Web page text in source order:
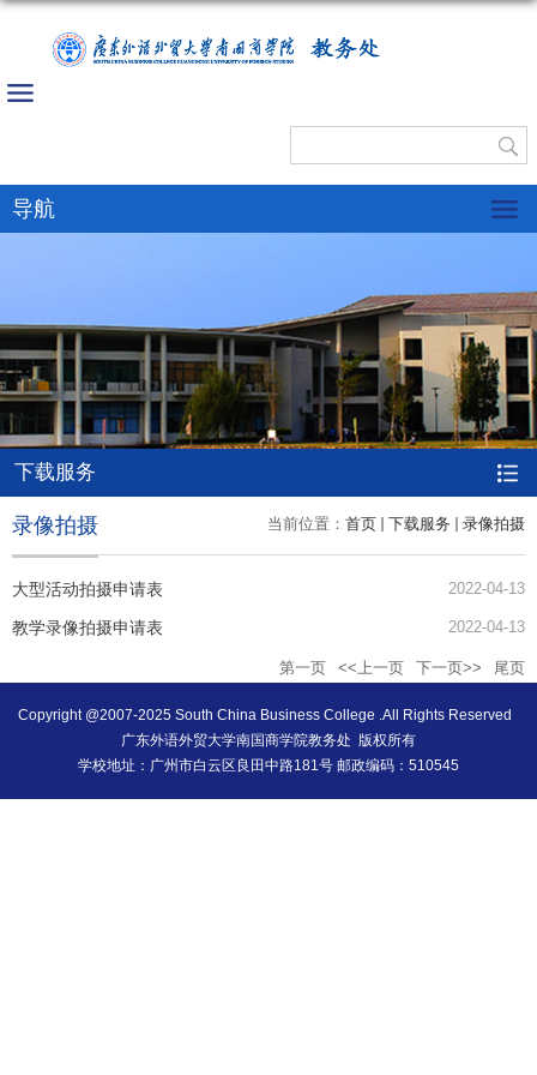
导航
下载服务
当前位置： 首页 下载服务 录像拍摄
录像拍摄
大型活动拍摄申请表 2022-04-13
教学录像拍摄申请表 2022-04-13
第一页 <<上一页 下一页>> 尾页
Copyright @2007-2025 South China Business College .All Rights Reserved
广东外语外贸大学南国商学院教务处 版权所有
学校地址：广州市白云区良田中路181号 邮政编码：510545